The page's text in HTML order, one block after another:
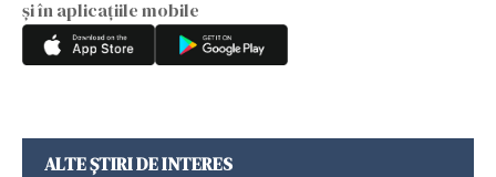
și în aplicațiile mobile
ALTE ȘTIRI DE INTERES